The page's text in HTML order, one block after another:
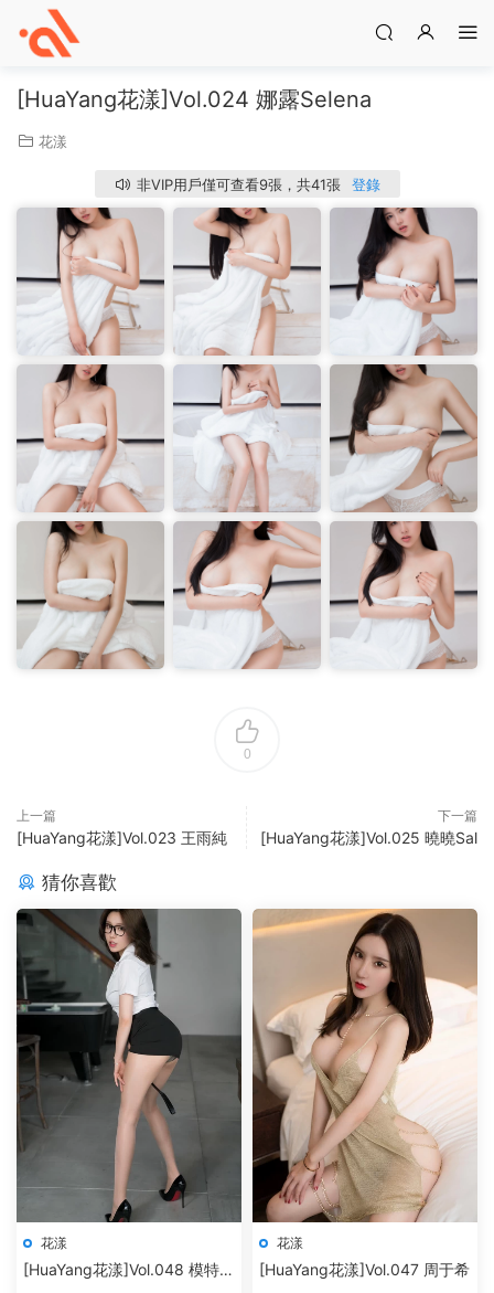
[HuaYang花漾]Vol.024 娜露Selena
花漾
非VIP用戶僅可查看9張，共41張 登錄
0
上一篇
[HuaYang花漾]Vol.023 王雨純
下一篇
[HuaYang花漾]Vol.025 曉曉Sal
猜你喜歡
花漾
[HuaYang花漾]Vol.048 模特合
花漾
[HuaYang花漾]Vol.047 周于希